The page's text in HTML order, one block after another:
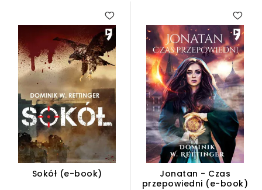
Sokół (e-book)
Jonatan - Czas
przepowiedni (e-book)